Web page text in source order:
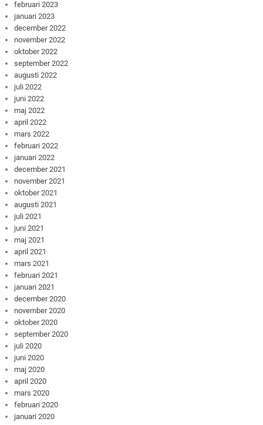
februari 2023
januari 2023
december 2022
november 2022
oktober 2022
september 2022
augusti 2022
juli 2022
juni 2022
maj 2022
april 2022
mars 2022
februari 2022
januari 2022
december 2021
november 2021
oktober 2021
augusti 2021
juli 2021
juni 2021
maj 2021
april 2021
mars 2021
februari 2021
januari 2021
december 2020
november 2020
oktober 2020
september 2020
juli 2020
juni 2020
maj 2020
april 2020
mars 2020
februari 2020
januari 2020